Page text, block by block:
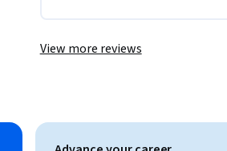
View more reviews